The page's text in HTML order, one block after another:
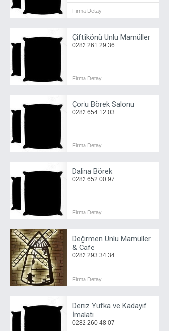
Firma Detay
Çiftlikönü Unlu Mamüller
0282 261 29 36
Firma Detay
Çorlu Börek Salonu
0282 654 12 03
Firma Detay
Dalina Börek
0282 652 00 97
Firma Detay
Değirmen Unlu Mamüller
& Cafe
0282 293 34 34
Firma Detay
Deniz Yufka ve Kadayıf
İmalatı
0282 260 48 07